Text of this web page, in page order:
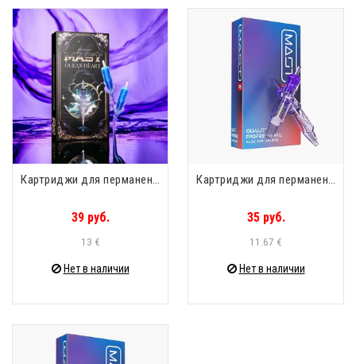
39 руб.
13 €
Нет в наличии
35 руб.
11.67 €
Нет в наличии